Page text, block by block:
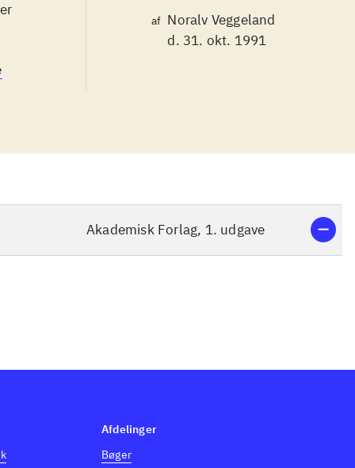
af Noralv Veggeland
d. 31. okt. 1991
Akademisk Forlag, 1. udgave
Afdelinger
Bøger